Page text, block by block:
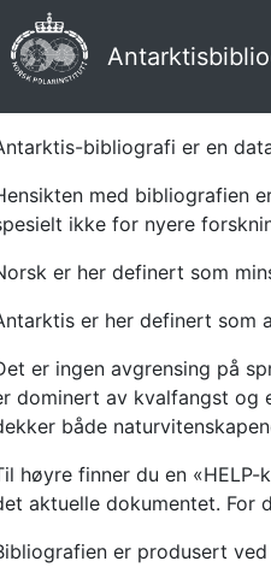
bibliografi er en
med bibliografien
ikke for nyere
er her definert som
er her definert som
er ingen avgrensing på
dominert av kvalfangst og
både
høyre finner du en
aktuelle dokumentet. For
er produsert ved